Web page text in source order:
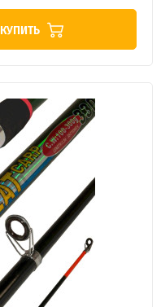
КУПИТЬ